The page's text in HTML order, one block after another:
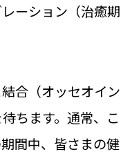
ーション（治癒期
合（オッセオイン
ちます。通常、こ
間中、皆さまの健